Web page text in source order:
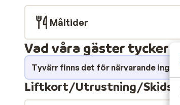
Måltider
Vad våra gäster tycker
Tyvärr finns det för närvarande inga
Liftkort/Utrustning/